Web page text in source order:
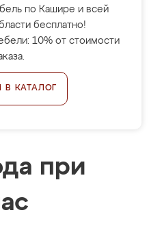
по Кашире и всей
бесплатно!
10% от стоимости
В КАТАЛОГ
при